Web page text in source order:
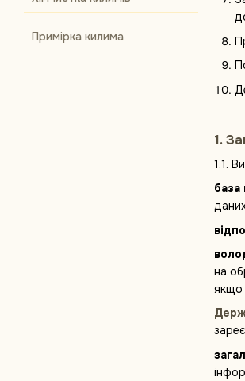
1.
1.1.
база
на
якщо
Примірка килима